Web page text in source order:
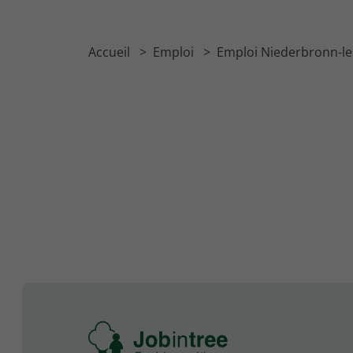
Accueil Emploi Emploi Niederbronn-
Se
rendre